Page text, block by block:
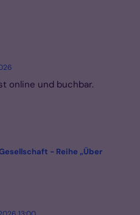
online und buchbar.
- Reihe „Über